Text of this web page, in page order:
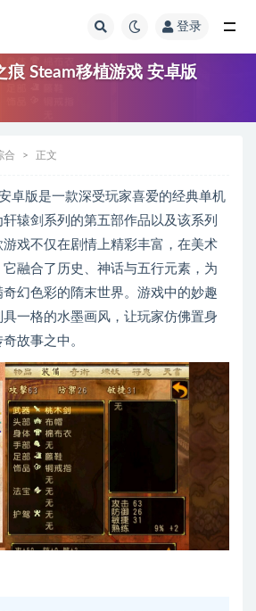
登录
痕 Steam移植游戏 安卓版
合 正文
卓版是一款深受玩家喜爱的经典单机
辕剑系列的第五部作品以及该系列
戏不仅在剧情上精彩丰富，在美术
融合了历史、神话与五行元素，为
幻色彩的隋末世界。游戏中的妙趣
一格的水墨画风，让玩家仿佛置身
故事之中。